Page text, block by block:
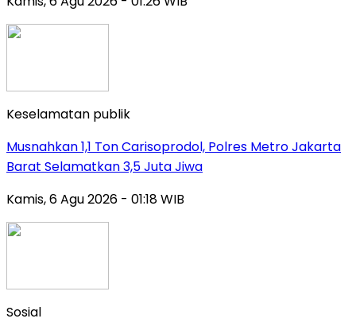
Keselamatan publik
Musnahkan 1,1 Ton Carisoprodol, Polres Metro Jakarta
Barat Selamatkan 3,5 Juta Jiwa
Kamis, 6 Agu 2026 - 01:18 WIB
Sosial